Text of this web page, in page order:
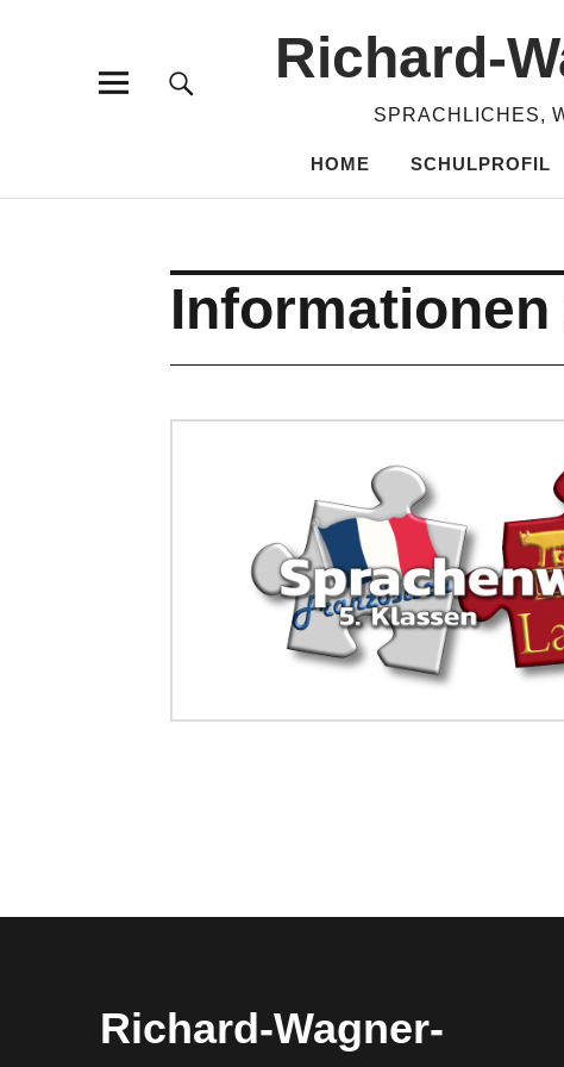
Richard-​​
SPRACHLICHES,
HOME SCHULPROFIL
Richard-​​Wagner-​​